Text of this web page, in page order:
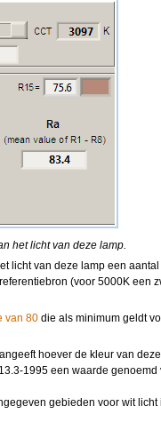
het licht van deze lamp.
licht van deze lamp een
(voor 5000K een
van 80 die als minimum geldt
hoever de kleur van
1995 een waarde
gebieden voor wit